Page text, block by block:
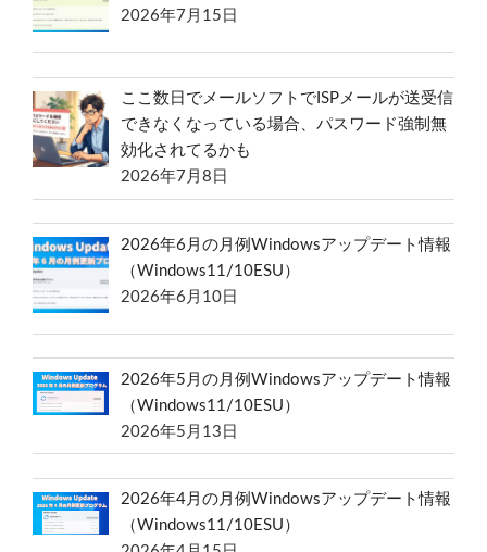
2026年7月15日
ここ数日でメールソフトでISPメールが送受信
できなくなっている場合、パスワード強制無
効化されてるかも
2026年7月8日
2026年6月の月例Windowsアップデート情報
（Windows11/10ESU）
2026年6月10日
2026年5月の月例Windowsアップデート情報
（Windows11/10ESU）
2026年5月13日
2026年4月の月例Windowsアップデート情報
（Windows11/10ESU）